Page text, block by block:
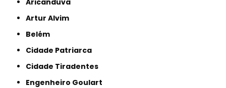
Artur Alvim
Belém
Cidade Patriarca
Cidade Tiradentes
Engenheiro Goulart